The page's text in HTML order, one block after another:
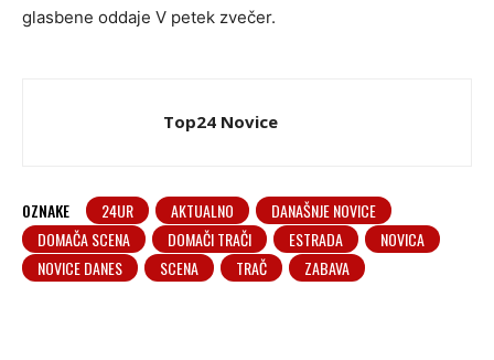
glasbene oddaje V petek zvečer.
Top24 Novice
OZNAKE 24UR AKTUALNO
DANAŠNJE NOVICE
DOMAČA SCENA
DOMAČI TRAČI ESTRADA
NOVICA
NOVICE DANES
SCENA TRAČ ZABAVA